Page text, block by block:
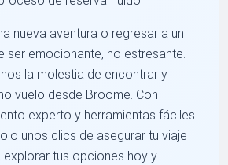
nueva aventura o regresar a un
ser emocionante, no estresante.
la molestia de encontrar y
vuelo desde Broome. Con
experto y herramientas fáciles
unos clics de asegurar tu viaje
explorar tus opciones hoy y